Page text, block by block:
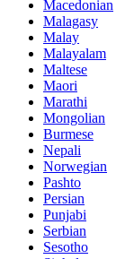
Macedonian
Malagasy
Malay
Malayalam
Maltese
Maori
Marathi
Mongolian
Burmese
Nepali
Norwegian
Pashto
Persian
Punjabi
Serbian
Sesotho